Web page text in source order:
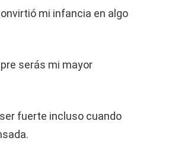
mi infancia en algo
serás mi mayor
fuerte incluso cuando